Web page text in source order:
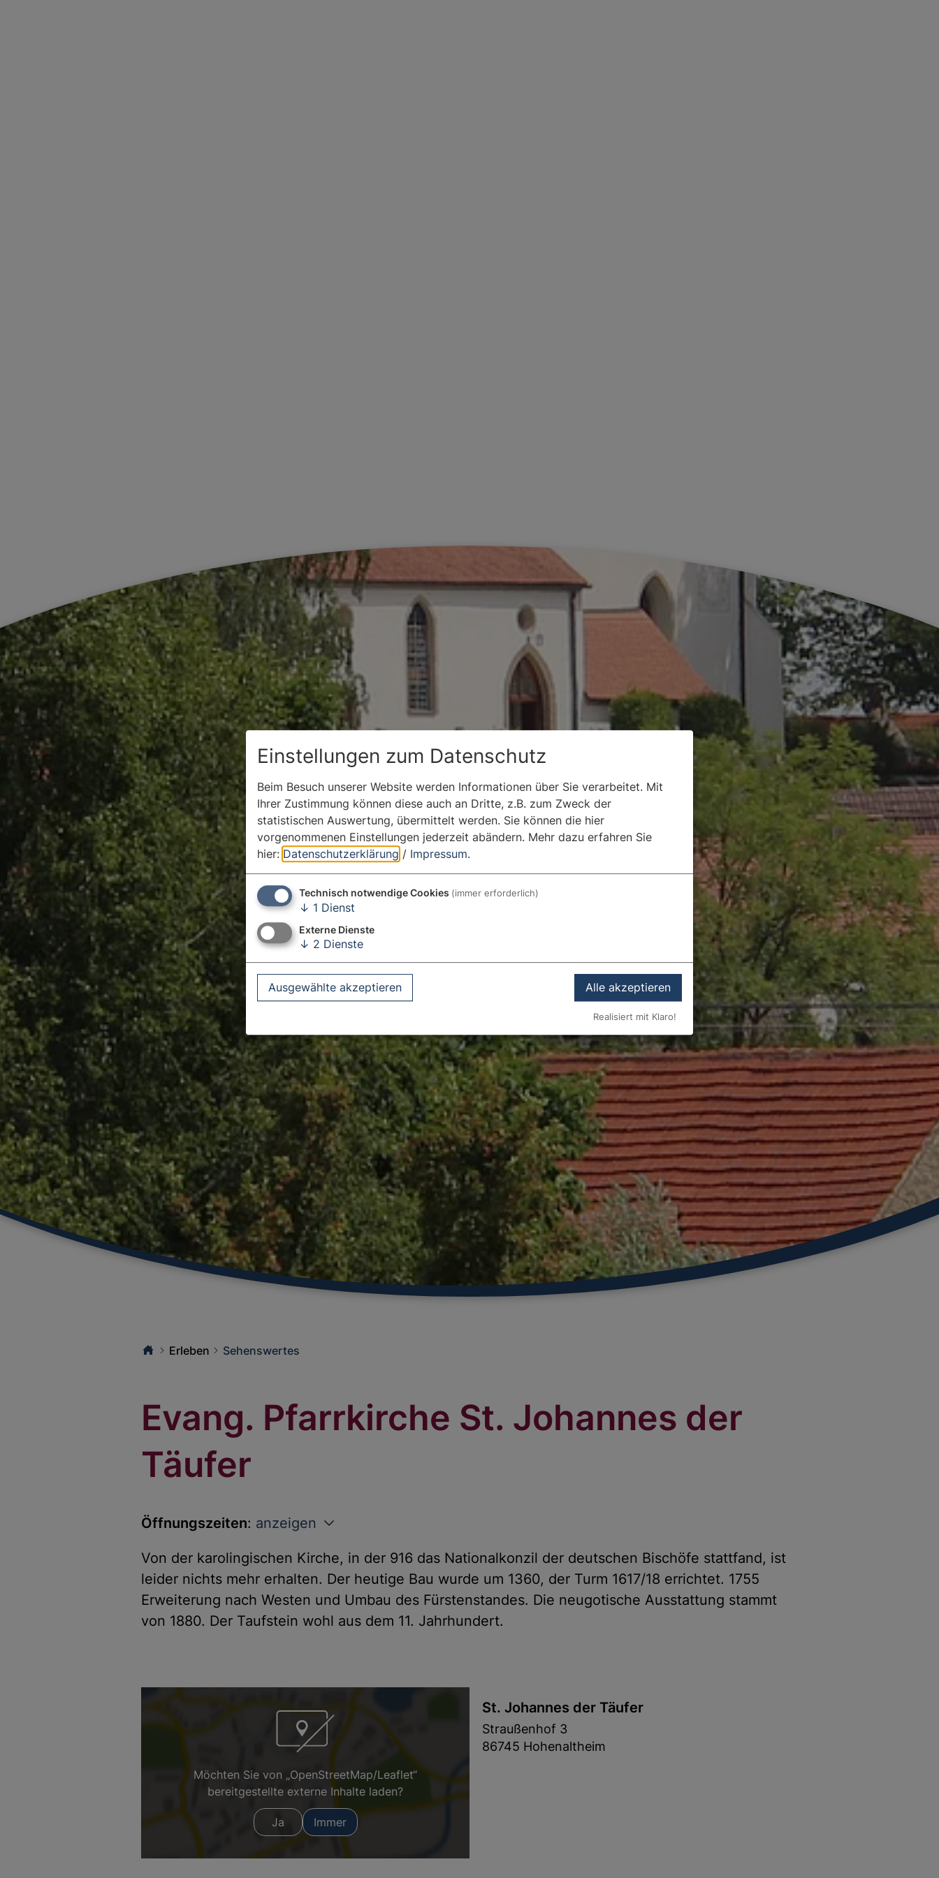
Sehenswertes
Erleben
Evang. Pfarrkirche St. Johannes der
Täufer
Öffnungszeiten: anzeigen
Von der karolingischen Kirche, in der 916 das Nationalkonzil der deutschen Bischöfe stattfand, ist
leider nichts mehr erhalten. Der heutige Bau wurde um 1360, der Turm 1617/18 errichtet. 1755
Erweiterung nach Westen und Umbau des Fürstenstandes. Die neugotische Ausstattung stammt
von 1880. Der Taufstein wohl aus dem 11. Jahrhundert.
Möchten Sie von „OpenStreetMap/Leaflet“
bereitgestellte externe Inhalte laden?
Ja Immer
St. Johannes der Täufer
Straußenhof 3
86745 Hohenaltheim
Einstellungen zum Datenschutz
Beim Besuch unserer Website werden Informationen über Sie verarbeitet. Mit
Ihrer Zustimmung können diese auch an Dritte, z.B. zum Zweck der
statistischen Auswertung, übermittelt werden. Sie können die hier
vorgenommenen Einstellungen jederzeit abändern. Mehr dazu erfahren Sie
hier: Datenschutzerklärung / Impressum.
Technisch notwendige Cookies (immer erforderlich)
↓ 1 Dienst
Externe Dienste
↓ 2 Dienste
Ausgewählte akzeptieren Alle akzeptieren
Realisiert mit Klaro!